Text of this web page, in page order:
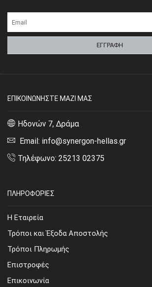
ΕΠΙΚΟΙΝΩΝΗΣΤΕ ΜΑΖΙ ΜΑΣ
Ηδονών 7, Δράμα
Email: info@synergon-hellas.gr
Τηλέφωνο: 25213 02375
ΠΛΗΡΟΦΟΡΙΕΣ
Η Εταιρεία
Τρόποι και Έξοδα Αποστολής
Τρόποι Πληρωμής
Επιστροφές
Επικοινωνία